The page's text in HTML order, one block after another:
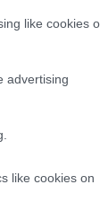
like cookies
advertising
like cookies on